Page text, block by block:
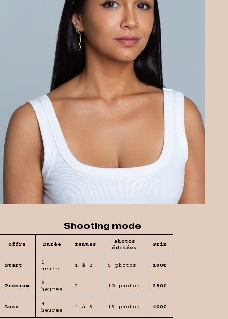
Shooting mode
Offre Durée Tenues
Photos
éditées
Prix
Start
1
heure
1 à 2 5 photos 180€
Premium
2
heures
2 10 photos 250€
Luxe
4
heures
4 à 5 15 photos 400€